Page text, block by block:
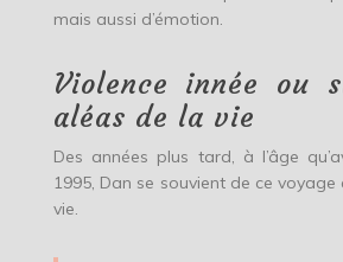
mais aussi d’émotion.
Violence innée ou
aléas de la vie
Des années plus tard, à l’âge
1995, Dan se souvient de ce
vie.